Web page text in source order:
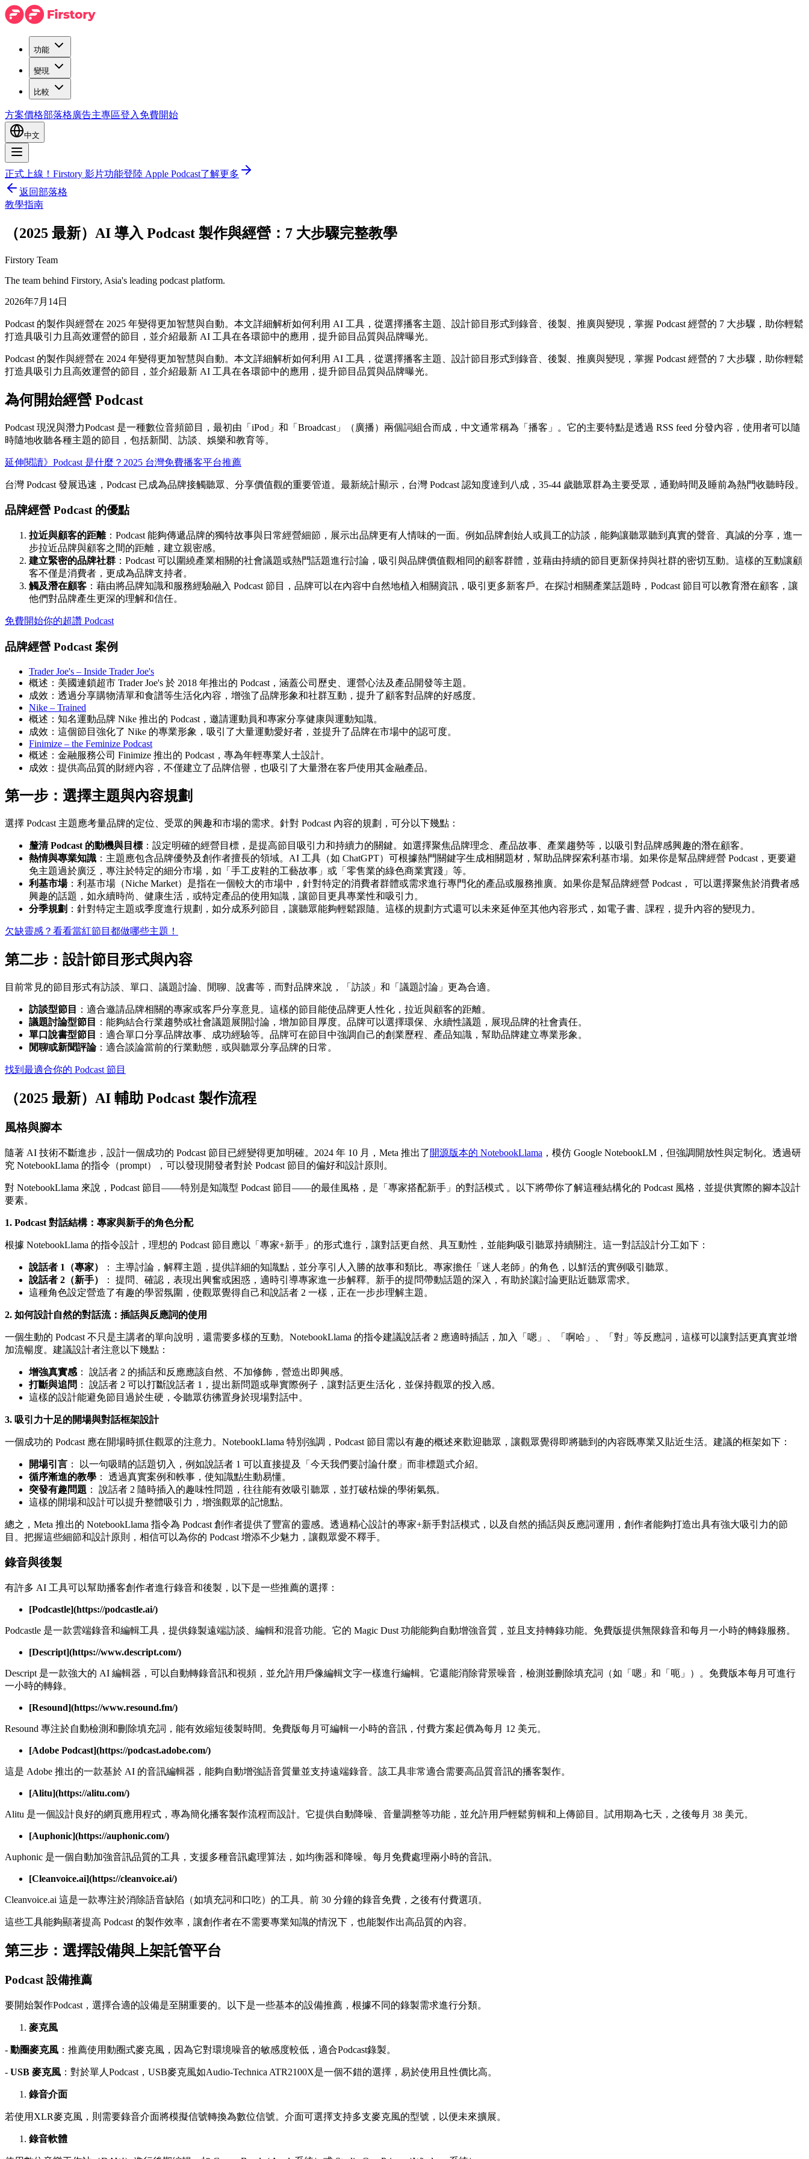
功能
變現
比較
方案價格部落格廣告主專區登入 免費開始
中文
正式上線！Firstory 影片功能登陸 Apple Podcast了解更多
返回部落格
教學指南
（2025 最新）AI 導入 Podcast 製作與經營：7 大步驟完整教學
Firstory Team
The team behind Firstory, Asia's leading podcast platform.
2026年7月14日
Podcast 的製作與經營在 2025 年變得更加智慧與自動。本文詳細解析如何利用 AI 工具，從選擇播客主題、設計節目形式到錄音、後製、推廣與變現，掌握 Podcast 經營的 7 大步驟，助你輕鬆
打造具吸引力且高效運營的節目，並介紹最新 AI 工具在各環節中的應用，提升節目品質與品牌曝光。
Podcast 的製作與經營在 2024 年變得更加智慧與自動。本文詳細解析如何利用 AI 工具，從選擇播客主題、設計節目形式到錄音、後製、推廣與變現，掌握 Podcast 經營的 7 大步驟，助你輕鬆
打造具吸引力且高效運營的節目，並介紹最新 AI 工具在各環節中的應用，提升節目品質與品牌曝光。
為何開始經營 Podcast
Podcast 現況與潛力Podcast 是一種數位音頻節目，最初由「iPod」和「Broadcast」（廣播）兩個詞組合而成，中文通常稱為「播客」。它的主要特點是透過 RSS feed 分發內容，使用者可以隨
時隨地收聽各種主題的節目，包括新聞、訪談、娛樂和教育等。
延伸閱讀》Podcast 是什麼？2025 台灣免費播客平台推薦
台灣 Podcast 發展迅速，Podcast 已成為品牌接觸聽眾、分享價值觀的重要管道。最新統計顯示，台灣 Podcast 認知度達到八成，35-44 歲聽眾群為主要受眾，通勤時間及睡前為熱門收聽時段。
品牌經營 Podcast 的優點
拉近與顧客的距離：Podcast 能夠傳遞品牌的獨特故事與日常經營細節，展示出品牌更有人情味的一面。例如品牌創始人或員工的訪談，能夠讓聽眾聽到真實的聲音、真誠的分享，進一
步拉近品牌與顧客之間的距離，建立親密感。
建立緊密的品牌社群 ：Podcast 可以圍繞產業相關的社會議題或熱門話題進行討論，吸引與品牌價值觀相同的顧客群體，並藉由持續的節目更新保持與社群的密切互動。這樣的互動讓顧
客不僅是消費者，更成為品牌支持者。
觸及潛在顧客 ：藉由將品牌知識和服務經驗融入 Podcast 節目，品牌可以在內容中自然地植入相關資訊，吸引更多新客戶。在探討相關產業話題時，Podcast 節目可以教育潛在顧客，讓
他們對品牌產生更深的理解和信任。
免費開始你的超讚 Podcast
品牌經營 Podcast 案例
Trader Joe's – Inside Trader Joe's
概述：美國連鎖超市 Trader Joe's 於 2018 年推出的 Podcast，涵蓋公司歷史、運營心法及產品開發等主題。
成效：透過分享購物清單和食譜等生活化內容，增強了品牌形象和社群互動，提升了顧客對品牌的好感度。
Nike – Trained
概述：知名運動品牌 Nike 推出的 Podcast，邀請運動員和專家分享健康與運動知識。
成效：這個節目強化了 Nike 的專業形象，吸引了大量運動愛好者，並提升了品牌在市場中的認可度。
Finimize – the Feminize Podcast
概述：金融服務公司 Finimize 推出的 Podcast，專為年輕專業人士設計。
成效：提供高品質的財經內容，不僅建立了品牌信譽，也吸引了大量潛在客戶使用其金融產品。
第一步：選擇主題與內容規劃
選擇 Podcast 主題應考量品牌的定位、受眾的興趣和市場的需求。針對 Podcast 內容的規劃，可分以下幾點：
釐清 Podcast 的動機與目標 ：設定明確的經營目標，是提高節目吸引力和持續力的關鍵。如選擇聚焦品牌理念、產品故事、產業趨勢等，以吸引對品牌感興趣的潛在顧客。
熱情與專業知識 ：主題應包含品牌優勢及創作者擅長的領域。AI 工具（如 ChatGPT）可根據熱門關鍵字生成相關題材，幫助品牌探索利基市場。如果你是幫品牌經營 Podcast，更要避
免主題過於廣泛，專注於特定的細分市場，如「手工皮鞋的工藝故事」或「零售業的綠色商業實踐」等。
利基市場：利基市場（Niche Market）是指在一個較大的市場中，針對特定的消費者群體或需求進行專門化的產品或服務推廣。如果你是幫品牌經營 Podcast， 可以選擇聚焦於消費者感
興趣的話題，如永續時尚、健康生活，或特定產品的使用知識，讓節目更具專業性和吸引力。
分季規劃 ：針對特定主題或季度進行規劃，如分成系列節目，讓聽眾能夠輕鬆跟隨。這樣的規劃方式還可以未來延伸至其他內容形式，如電子書、課程，提升內容的變現力。
欠缺靈感？看看當紅節目都做哪些主題！
第二步：設計節目形式與內容
目前常見的節目形式有訪談、單口、議題討論、閒聊、說書等，而對品牌來說，「訪談」和「議題討論」更為合適。
訪談型節目
：適合邀請品牌相關的專家或客戶分享意見。這樣的節目能使品牌更人性化，拉近與顧客的距離。
議題討論型節目
：能夠結合行業趨勢或社會議題展開討論，增加節目厚度。品牌可以選擇環保、永續性議題，展現品牌的社會責任。
單口說書型節目
：適合單口分享品牌故事、成功經驗等。品牌可在節目中強調自己的創業歷程、產品知識，幫助品牌建立專業形象。
閒聊或新聞評論：適合談論當前的行業動態，或與聽眾分享品牌的日常。
找到最適合你的 Podcast 節目
（2025 最新）AI 輔助 Podcast 製作流程
風格與腳本
隨著 AI 技術不斷進步，設計一個成功的 Podcast 節目已經變得更加明確。2024 年 10 月，Meta 推出了 開源版本的 NotebookLlama ，模仿 Google NotebookLM，但強調開放性與定制化。透過研
究 NotebookLlama 的指令（prompt），可以發現開發者對於 Podcast 節目的偏好和設計原則。
對 NotebookLlama 來說，Podcast 節目——特別是知識型 Podcast 節目——的最佳風格，是「專家搭配新手」的對話模式 。以下將帶你了解這種結構化的 Podcast 風格，並提供實際的腳本設計
要素。
1. Podcast 對話結構：專家與新手的角色分配
根據 NotebookLlama 的指令設計，理想的 Podcast 節目應以「專家+新手」的形式進行，讓對話更自然、具互動性，並能夠吸引聽眾持續關注。這一對話設計分工如下：
說話者 1（專家）
： 主導討論，解釋主題，提供詳細的知識點，並分享引人入勝的故事和類比。專家擔任「迷人老師」的角色，以鮮活的實例吸引聽眾。
說話者 2（新手）
： 提問、確認，表現出興奮或困惑，適時引導專家進一步解釋。新手的提問帶動話題的深入，有助於讓討論更貼近聽眾需求。
這種角色設定營造了有趣的學習氛圍，使觀眾覺得自己和說話者 2 一樣，正在一步步理解主題。
2. 如何設計自然的對話流：插話與反應詞的使用
一個生動的 Podcast 不只是主講者的單向說明，還需要多樣的互動。NotebookLlama 的指令建議說話者 2 應適時插話，加入「嗯」、「啊哈」、「對」等反應詞，這樣可以讓對話更真實並增
加流暢度。建議設計者注意以下幾點：
增強真實感 ： 說話者 2 的插話和反應應該自然、不加修飾，營造出即興感。
打斷與追問 ： 說話者 2 可以打斷說話者 1，提出新問題或舉實際例子，讓對話更生活化，並保持觀眾的投入感。
這樣的設計能避免節目過於生硬，令聽眾彷彿置身於現場對話中。
3. 吸引力十足的開場與對話框架設計
一個成功的 Podcast 應在開場時抓住觀眾的注意力。NotebookLlama 特別強調，Podcast 節目需以有趣的概述來歡迎聽眾，讓觀眾覺得即將聽到的內容既專業又貼近生活。建議的框架如下：
開場引言 ： 以一句吸睛的話題切入，例如說話者 1 可以直接提及「今天我們要討論什麼」而非標題式介紹。
循序漸進的教學 ： 透過真實案例和軼事，使知識點生動易懂。
突發有趣問題 ： 說話者 2 隨時插入的趣味性問題，往往能有效吸引聽眾，並打破枯燥的學術氣氛。
這樣的開場和設計可以提升整體吸引力，增強觀眾的記憶點。
總之，Meta 推出的 NotebookLlama 指令為 Podcast 創作者提供了豐富的靈感。透過精心設計的專家+新手對話模式，以及自然的插話與反應詞運用，創作者能夠打造出具有強大吸引力的節
目。把握這些細節和設計原則，相信可以為你的 Podcast 增添不少魅力，讓觀眾愛不釋手。
錄音與後製
有許多 AI 工具可以幫助播客創作者進行錄音和後製，以下是一些推薦的選擇：
[Podcastle](https://podcastle.ai/)
Podcastle 是一款雲端錄音和編輯工具，提供錄製遠端訪談、編輯和混音功能。它的 Magic Dust 功能能夠自動增強音質，並且支持轉錄功能。免費版提供無限錄音和每月一小時的轉錄服務。
[Descript](https://www.descript.com/)
Descript 是一款強大的 AI 編輯器，可以自動轉錄音訊和視頻，並允許用戶像編輯文字一樣進行編輯。它還能消除背景噪音，檢測並刪除填充詞（如「嗯」和「呃」）。免費版本每月可進行
一小時的轉錄。
[Resound](https://www.resound.fm/)
Resound 專注於自動檢測和刪除填充詞，能有效縮短後製時間。免費版每月可編輯一小時的音訊，付費方案起價為每月 12 美元。
[Adobe Podcast](https://podcast.adobe.com/)
這是 Adobe 推出的一款基於 AI 的音訊編輯器，能夠自動增強語音質量並支持遠端錄音。該工具非常適合需要高品質音訊的播客製作。
[Alitu](https://alitu.com/)
Alitu 是一個設計良好的網頁應用程式，專為簡化播客製作流程而設計。它提供自動降噪、音量調整等功能，並允許用戶輕鬆剪輯和上傳節目。試用期為七天，之後每月 38 美元。
[Auphonic](https://auphonic.com/)
Auphonic 是一個自動加強音訊品質的工具，支援多種音訊處理算法，如均衡器和降噪。每月免費處理兩小時的音訊。
[Cleanvoice.ai](https://cleanvoice.ai/)
Cleanvoice.ai 這是一款專注於消除語音缺陷（如填充詞和口吃）的工具。前 30 分鐘的錄音免費，之後有付費選項。
這些工具能夠顯著提高 Podcast 的製作效率，讓創作者在不需要專業知識的情況下，也能製作出高品質的內容。
第三步：選擇設備與上架託管平台
Podcast 設備推薦
要開始製作Podcast，選擇合適的設備是至關重要的。以下是一些基本的設備推薦，根據不同的錄製需求進行分類。
麥克風
- 動圈麥克風 ：推薦使用動圈式麥克風，因為它對環境噪音的敏感度較低，適合Podcast錄製。
- USB 麥克風 ：對於單人Podcast，USB麥克風如Audio-Technica ATR2100X是一個不錯的選擇，易於使用且性價比高。
錄音介面
若使用XLR麥克風，則需要錄音介面將模擬信號轉換為數位信號。介面可選擇支持多支麥克風的型號，以便未來擴展。
錄音軟體